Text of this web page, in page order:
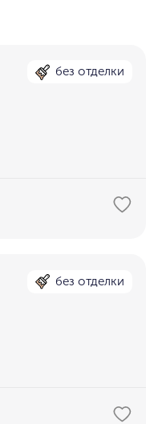
без отделки
без отделки